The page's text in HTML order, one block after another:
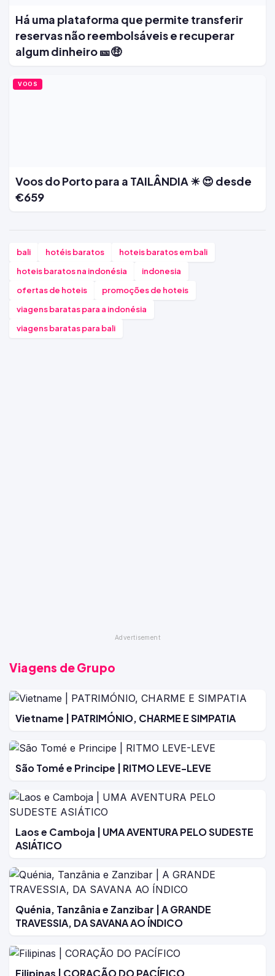
Há uma plataforma que permite transferir
reservas não reembolsáveis e recuperar
algum dinheiro 🎫🤑
VOOS
Voos do Porto para a TAILÂNDIA ☀ 😍 desde
€659
bali hotéis baratos
hoteis baratos em bali
hoteis baratos na indonésia
indonesia
ofertas de hoteis
promoções de hoteis
viagens baratas para a indonésia
viagens baratas para bali
Viagens de Grupo
Vietname | PATRIMÓNIO, CHARME E SIMPATIA
São Tomé e Principe | RITMO LEVE-LEVE
Laos e Camboja | UMA AVENTURA PELO SUDESTE
ASIÁTICO
Quénia, Tanzânia e Zanzibar | A GRANDE
TRAVESSIA, DA SAVANA AO ÍNDICO
Filipinas | CORAÇÃO DO PACÍFICO